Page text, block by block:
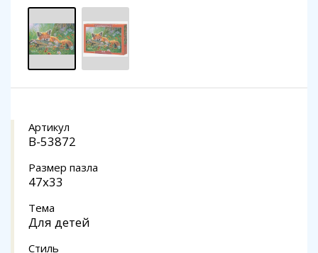
Артикул
B-53872
Размер пазла
47x33
Тема
Для детей
Стиль